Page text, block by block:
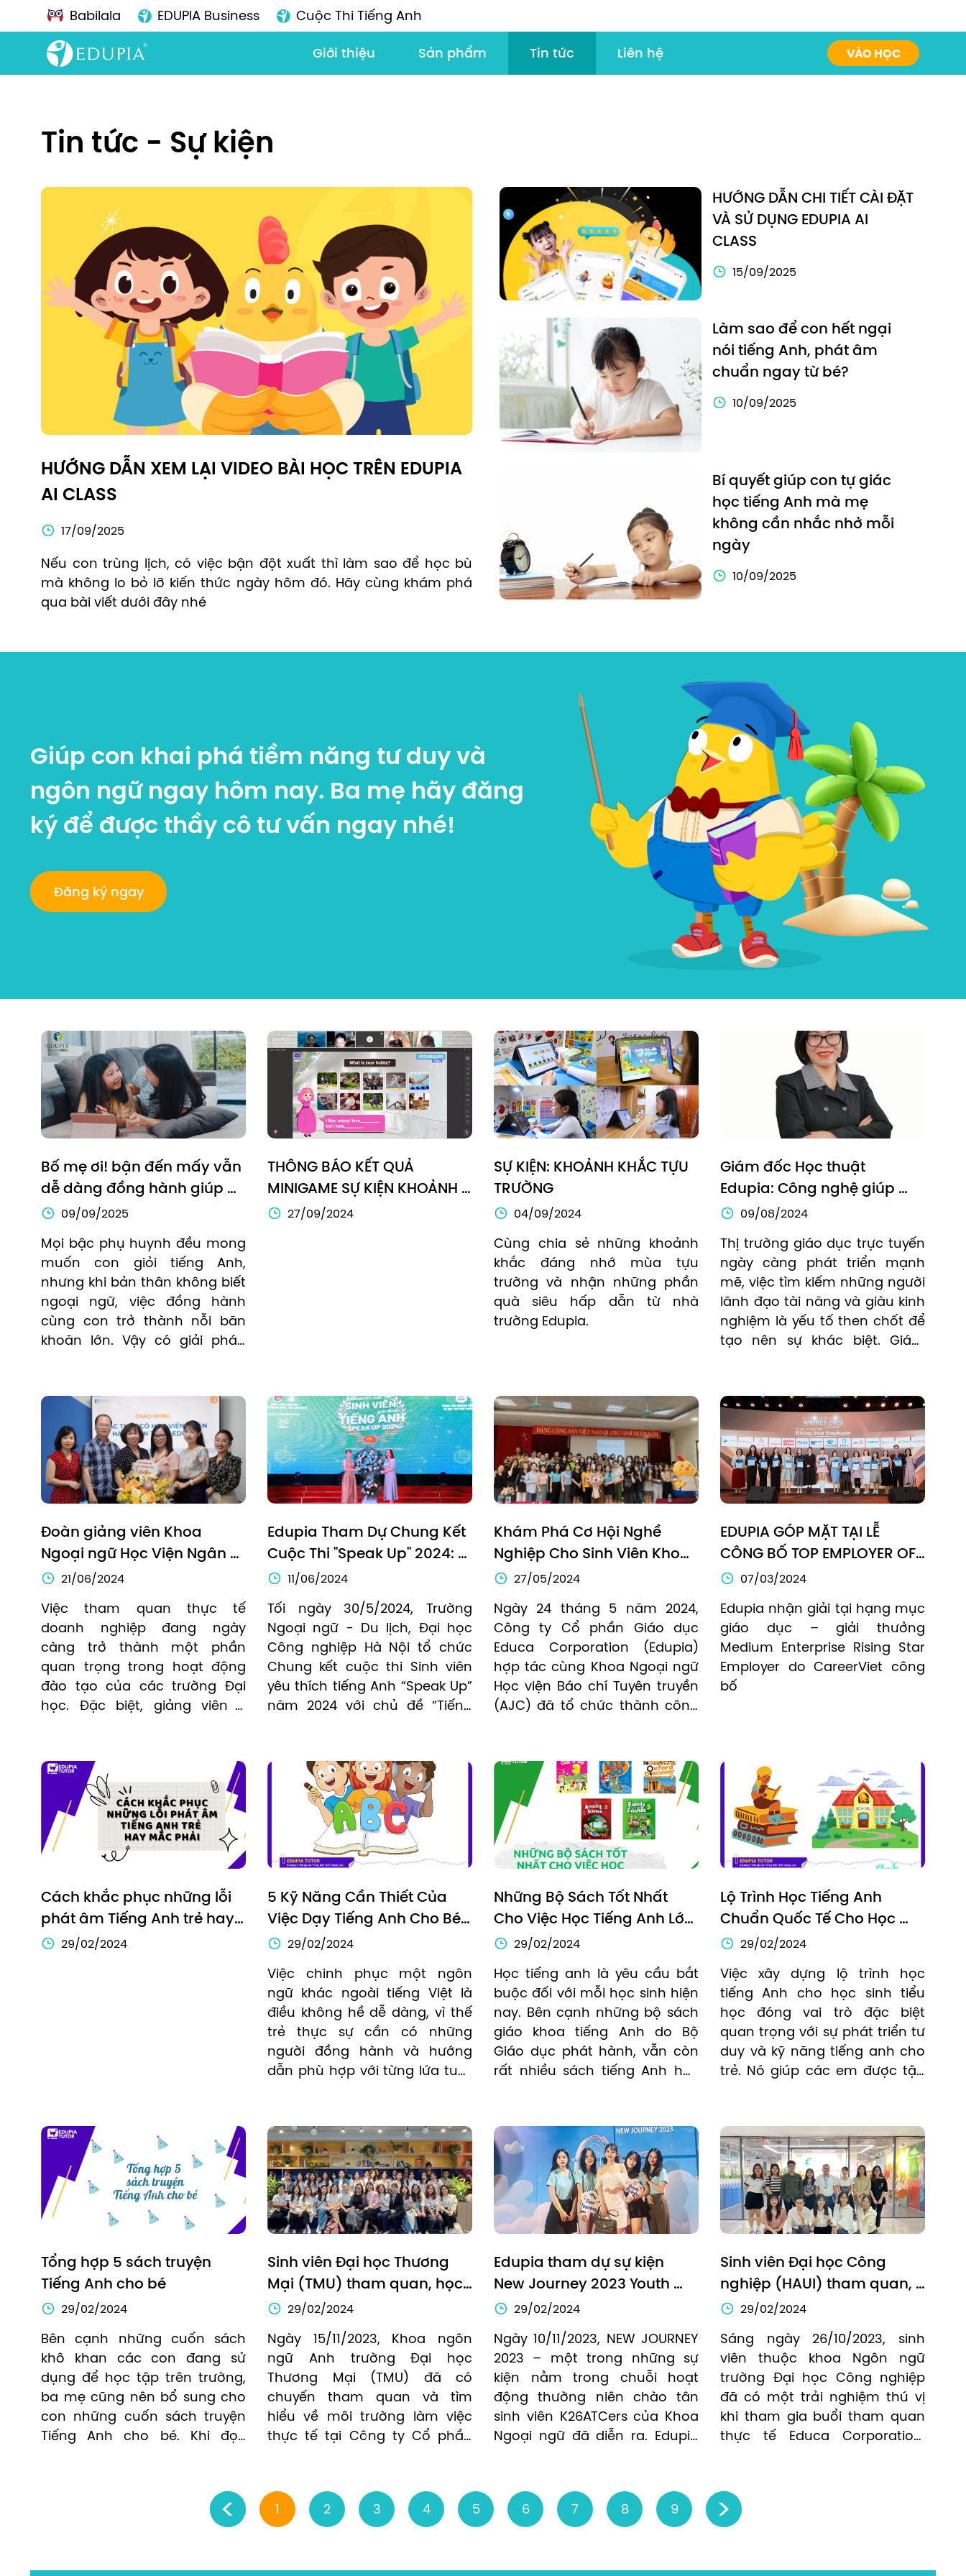
Babilala EDUPIA Business
Cuộc Thi Tiếng Anh
Giới thiệu
Sản phẩm Tin tức Liên hệ VÀO HỌC
Tin tức - Sự kiện
HƯỚNG DẪN XEM LẠI VIDEO BÀI HỌC TRÊN EDUPIA
AI CLASS
17/09/2025
Nếu con trùng lịch, có việc bận đột xuất thì làm sao để học bù
mà không lo bỏ lỡ kiến thức ngày hôm đó. Hãy cùng khám phá
qua bài viết dưới đây nhé
HƯỚNG DẪN CHI TIẾT CÀI ĐẶT
VÀ SỬ DỤNG EDUPIA AI
CLASS
15/09/2025
Làm sao để con hết ngại
nói tiếng Anh, phát âm
chuẩn ngay từ bé?
10/09/2025
Bí quyết giúp con tự giác
học tiếng Anh mà mẹ
không cần nhắc nhở mỗi
ngày
10/09/2025
Giúp con khai phá tiềm năng tư duy và
ngôn ngữ ngay hôm nay. Ba mẹ hãy đăng
ký để được thầy cô tư vấn ngay nhé!
Đăng ký ngay
Bố mẹ ơi! bận đến mấy vẫn
dễ dàng đồng hành giúp
con tự tin giao tiếp tiếng
09/09/2025
Mọi bậc phụ huynh đều mong
muốn con giỏi tiếng Anh,
nhưng khi bản thân không biết
ngoại ngữ, việc đồng hành
cùng con trở thành nỗi băn
khoăn lớn. Vậy có giải pháp
không?
THÔNG BÁO KẾT QUẢ
MINIGAME SỰ KIỆN KHOẢNH
KHẮC TỰU TRƯỜNG
27/09/2024
SỰ KIỆN: KHOẢNH KHẮC TỰU
TRƯỜNG
04/09/2024
Cùng chia sẻ những khoảnh
khắc đáng nhớ mùa tựu
trường và nhận những phần
quà siêu hấp dẫn từ nhà
trường Edupia.
Giám đốc Học thuật
Edupia: Công nghệ giúp
xóa nhòa khoảng cách và
nghiệm giáo dục tuyệt vời
nhất
09/08/2024
Thị trường giáo dục trực tuyến
ngày càng phát triển mạnh
mẽ, việc tìm kiếm những người
lãnh đạo tài năng và giàu kinh
nghiệm là yếu tố then chốt để
tạo nên sự khác biệt. Giám
nhân sự công ty đã nỗ lực
không ngừng nghỉ để mang
đến môi trường học tập tiếng
Anh chất lượng cao cho 10
triệu học sinh khắp cả nước,
góp phần nâng cao vị thế của
Nam.
Đoàn giảng viên Khoa
Ngoại ngữ Học Viện Ngân
Hàng tham quan thực tế
Edupia
21/06/2024
Việc tham quan thực tế
doanh nghiệp đang ngày
càng trở thành một phần
quan trọng trong hoạt động
đào tạo của các trường Đại
học. Đặc biệt, giảng viên -
càng trở thành nhân tố then
chốt trong việc kết nối giữa
sinh viên và thị trường lao
động.
Edupia Tham Dự Chung Kết
Cuộc Thi "Speak Up" 2024:
Tiếng Nói Sinh Viên Về Sức
Khỏe Tinh Thần
11/06/2024
Tối ngày 30/5/2024, Trường
Ngoại ngữ - Du lịch, Đại học
Công nghiệp Hà Nội tổ chức
Chung kết cuộc thi Sinh viên
yêu thích tiếng Anh “Speak Up”
năm 2024 với chủ đề “Tiếng
trở thành khách mời danh dự
của chương trình.
Khám Phá Cơ Hội Nghề
Nghiệp Cho Sinh Viên Khoa
Ngoại Ngữ Học Viện Báo
Edupia
27/05/2024
Ngày 24 tháng 5 năm 2024,
Công ty Cổ phần Giáo dục
Educa Corporation (Edupia)
hợp tác cùng Khoa Ngoại ngữ
Học viện Báo chí Tuyên truyền
(AJC) đã tổ chức thành công
trăm sinh viên năng động và
đầy triển vọng. Sự kiện này
không chỉ là một diễn đàn
thông tin mà còn là một cơ
hội để sinh viên kết nối, học
hỏi và lên kế hoạch cho tương
EDUPIA GÓP MẶT TẠI LỄ
CÔNG BỐ TOP EMPLOYER OF
CHOICE 2023 – VINH DANH
THƯƠNG HIỆU TUYỂN DỤNG
ĐƯỢC YÊU THÍCH NHẤT NĂM
2023
07/03/2024
Edupia nhận giải tại hạng mục
giáo dục – giải thưởng
Medium Enterprise Rising Star
Employer do CareerViet công
bố
Cách khắc phục những lỗi
phát âm Tiếng Anh trẻ hay
mắc phải
29/02/2024
5 Kỹ Năng Cần Thiết Của
Việc Dạy Tiếng Anh Cho Bé
Lớp 129/02/2024
Việc chinh phục một ngôn
ngữ khác ngoài tiếng Việt là
điều không hề dễ dàng, vì thế
trẻ thực sự cần có những
người đồng hành và hướng
dẫn phù hợp với từng lứa tuổi,
tiên trong đời hỗ trợ các bé
học từ những thứ nhỏ nhất,
bao gồm việc dẫn dắt các bé
làm quen bước đầu với việc
học ngôn ngữ mới.
Những Bộ Sách Tốt Nhất
Cho Việc Học Tiếng Anh Lớp
3
29/02/2024
Học tiếng anh là yêu cầu bắt
buộc đối với mỗi học sinh hiện
nay. Bên cạnh những bộ sách
giáo khoa tiếng Anh do Bộ
Giáo dục phát hành, vẫn còn
rất nhiều sách tiếng Anh hay
hiểu mang đến sự thuận tiện
cho các em trong quá trình
Lộ Trình Học Tiếng Anh
Chuẩn Quốc Tế Cho Học
Sinh Tiểu Học
29/02/2024
Việc xây dựng lộ trình học
tiếng Anh cho học sinh tiểu
học đóng vai trò đặc biệt
quan trọng với sự phát triển tư
duy và kỹ năng tiếng anh cho
trẻ. Nó giúp các em được tập
thời gian.
Tổng hợp 5 sách truyện
Tiếng Anh cho bé
29/02/2024
Bên cạnh những cuốn sách
khô khan các con đang sử
dụng để học tập trên trường,
ba mẹ cũng nên bổ sung cho
con những cuốn sách truyện
Tiếng Anh cho bé. Khi đọc
những giờ căng thẳng, lại vừa
Sinh viên Đại học Thương
Mại (TMU) tham quan, học
tập tại Educa Corporation
29/02/2024
Ngày 15/11/2023, Khoa ngôn
ngữ Anh trường Đại học
Thương Mại (TMU) đã có
chuyến tham quan và tìm
hiểu về môi trường làm việc
thực tế tại Công ty Cổ phần
Edupia tham dự sự kiện
New Journey 2023 Youth
Melody – chương trình
chào tân K26 khoa Ngoại
ngữ Học viện Ngân hàng
29/02/2024
Ngày 10/11/2023, NEW JOURNEY
2023 – một trong những sự
kiện nằm trong chuỗi hoạt
động thường niên chào tân
sinh viên K26ATCers của Khoa
Ngoại ngữ đã diễn ra. Edupia
viện Ngân hàng tại sự kiện lần
này.
Sinh viên Đại học Công
nghiệp (HAUI) tham quan,
học tập tại Educa
29/02/2024
Sáng ngày 26/10/2023, sinh
viên thuộc khoa Ngôn ngữ
trường Đại học Công nghiệp
đã có một trải nghiệm thú vị
khi tham gia buổi tham quan
thực tế Educa Corporation.
viên những cơ hội học tập,
làm việc và cũng như tiếp xúc
thực tế môi trường làm việc về
nghiệp hàng đầu trong lĩnh
‹ 1 2 3 4 5 6 7 8 9 ›